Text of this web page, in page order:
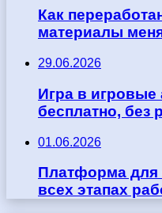
Как
материалы
29.06.2026
Игра в
бесплатно, без
01.06.2026
Платформа для
всех этапах